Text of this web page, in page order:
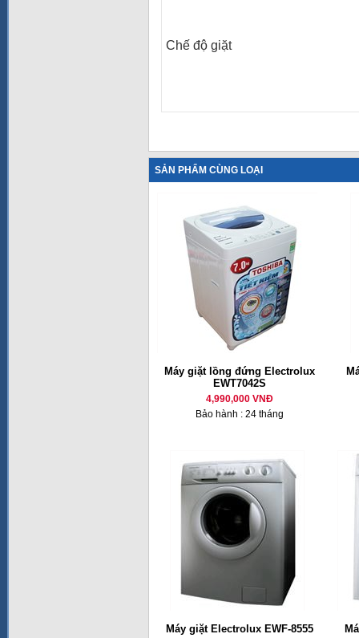
Chế độ giặt
SẢN PHẨM CÙNG LOẠI
Máy giặt lồng đứng Electrolux
EWT7042S
4,990,000 VNĐ
Bảo hành : 24 tháng
Máy giặt Electrolux EWF-8555